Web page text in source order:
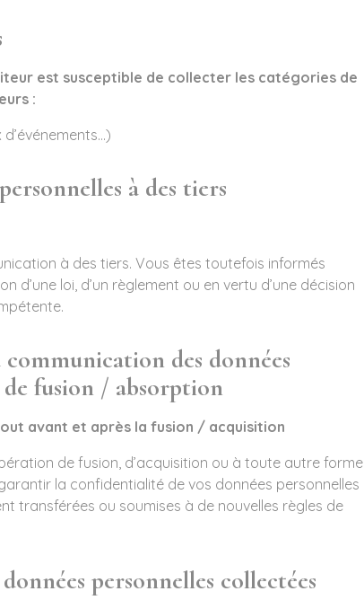
est susceptible de collecter les catégories de
:
à des tiers
à des tiers. Vous êtes toutefois informés
d’une loi, d’un règlement ou en vertu d’une décision
des données
de fusion / absorption
avant et après la fusion / acquisition
de fusion, d’acquisition ou à toute autre forme
la confidentialité de vos données personnelles
transférées ou soumises à de nouvelles règles de
personnelles collectées